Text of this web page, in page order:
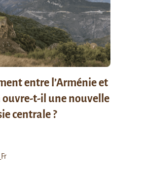
entre l’Arménie et
ouvre-t-il une nouvelle
centrale ?